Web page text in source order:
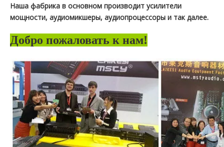
Наша фабрика в основном производит усилители
мощности, аудиомикшеры, аудиопроцессоры и так далее.
Добро пожаловать к нам!